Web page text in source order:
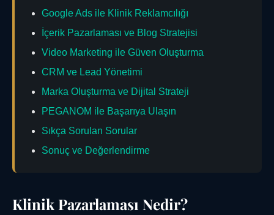
Google Ads ile Klinik Reklamcılığı
İçerik Pazarlaması ve Blog Stratejisi
Video Marketing ile Güven Oluşturma
CRM ve Lead Yönetimi
Marka Oluşturma ve Dijital Strateji
PEGANOM ile Başarıya Ulaşın
Sıkça Sorulan Sorular
Sonuç ve Değerlendirme
Klinik Pazarlaması Nedir?